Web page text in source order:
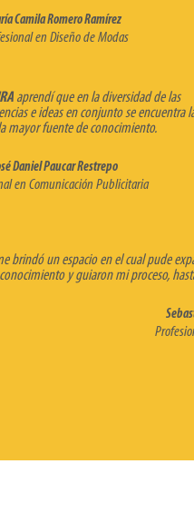
Camila Romero Ramírez
en Diseño de Modas
aprendí que en la diversidad de las
e ideas en conjunto se encuentra
mayor fuente de conocimiento.
Daniel Paucar Restrepo
en Comunicación Publicitaria
brindó un espacio en el cual pude
y guiaron mi proceso,